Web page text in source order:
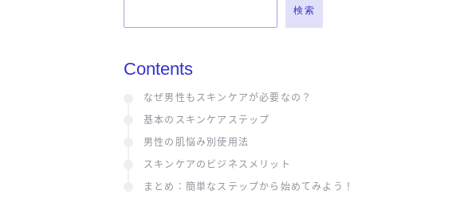
検索
Contents
なぜ男性もスキンケアが必要なの？
基本のスキンケアステップ
男性の肌悩み別使用法
スキンケアのビジネスメリット
まとめ：簡単なステップから始めてみよう！